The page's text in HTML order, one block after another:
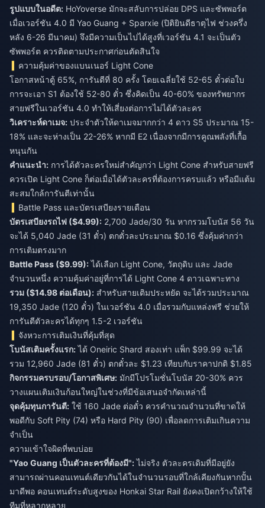
รูปแบบในอดีต: HoYoverse มักจะสลับการปล่อย DPS และซัพพอร์ต
เมื่อเวอร์ชัน 4.0 มี Yao Guang + Sparxie (ปิติยินดีธาตุไฟ ช่วงครึ่ง
หลัง 6-26 มีนาคม) จึงมีความเป็นไปได้สูงที่เวอร์ชัน 4.1 จะเป็นตัว
ซัพพอร์ต ควรติดตามประกาศก่อนตัดสินใจ
ความคุ้มค่าของแบนเนอร์ Light Cone
โอกาสหน้าตู้ 65%, การันตีที่ 80 ครั้ง โดยเฉลี่ยใช้ 52-65 ตั๋วต่อใบ
การจะเอา S1 ต้องใช้ 52-80 ตั๋ว ซึ่งคิดเป็น 40-60% ของทรัพยากร
สายฟรีในเวอร์ชัน 4.0 ทำให้เสี่ยงต่อการไม่ได้ตัวละคร
วิเคราะห์ดาเมจ: ประจำตัวให้ดาเมจมากกว่า 4 ดาว S5 ประมาณ 15-
18% และจะห่างเป็น 22-26% หากมี E2 เนื่องจากมีการคูณพลังที่เกื้อ
หนุนกัน
คำแนะนำ: การได้ตัวละครใหม่สำคัญกว่า Light Cone สำหรับสายฟรี
ควรเปิด Light Cone ก็ต่อเมื่อได้ตัวละครที่ต้องการครบแล้ว หรือมีแต้ม
สะสมใกล้การันตีเท่านั้น
Battle Pass และบัตรเสบียงรายเดือน
บัตรเสบียงรถไฟ ($4.99): 2,700 Jade/30 วัน หากรวมโบนัส 56 วัน
จะได้ 5,040 Jade (31 ตั๋ว) ตกตั๋วละประมาณ $0.16 ซึ่งคุ้มค่ากว่า
การเติมตรงมาก
Battle Pass ($9.99):ได้เลือก Light Cone, วัตถุดิบ และ Jade
จำนวนหนึ่ง ความคุ้มค่าอยู่ที่การได้ Light Cone 4 ดาวเฉพาะทาง
รวม ($14.98 ต่อเดือน): สำหรับสายเติมประหยัด จะได้รวมประมาณ
19,350 Jade (120 ตั๋ว) ในเวอร์ชัน 4.0 เมื่อรวมกับแหล่งฟรี ช่วยให้
การันตีตัวละครได้ทุกๆ 1.5-2 เวอร์ชัน
จังหวะการเติมเงินที่คุ้มที่สุด
โบนัสเติมครั้งแรก:ได้ Oneiric Shard สองเท่า แพ็ก $99.99 จะได้
รวม 12,960 Jade (81 ตั๋ว) ตกตั๋วละ $1.23 เทียบกับราคาปกติ $1.85
กิจกรรมครบรอบ/โอกาสพิเศษ: มักมีโปรโมชั่นโบนัส 20-30% ควร
วางแผนเติมเงินก้อนใหญ่ในช่วงที่มีข้อเสนอจำกัดเหล่านี้
จุดคุ้มทุนการันตี: ใช้ 160 Jade ต่อตั๋ว ควรคำนวณจำนวนที่ขาดให้
พอดีกับ Soft Pity (74) หรือ Hard Pity (90) เพื่อลดการเติมเกินความ
จำเป็น
ความเข้าใจผิดที่พบบ่อย
"Yao Guang เป็นตัวละครที่ต้องมี":ไม่จริง ตัวละครเดิมที่มีอยู่ยัง
สามารถผ่านคอนเทนต์เดียวกันได้ในจำนวนรอบที่ใกล้เคียงกันหากปั้น
มาดีพอ คอนเทนต์ระดับสูงของ Honkai Star Rail ยังคงเปิดกว้างให้ใช้
ทีมที่หลากหลาย